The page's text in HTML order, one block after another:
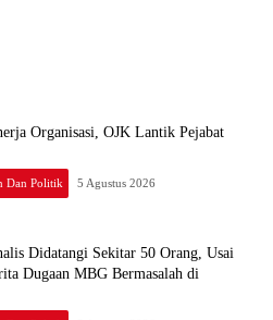
Organisasi, OJK Lantik Pejabat
Dan Politik 5 Agustus 2026
Didatangi Sekitar 50 Orang, Usai
Dugaan MBG Bermasalah di